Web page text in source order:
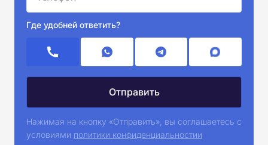
Где удобней ответить?
Нажимая на кнопку «Отправить», вы соглашаетесь с
условиями политики конфиденциальностии